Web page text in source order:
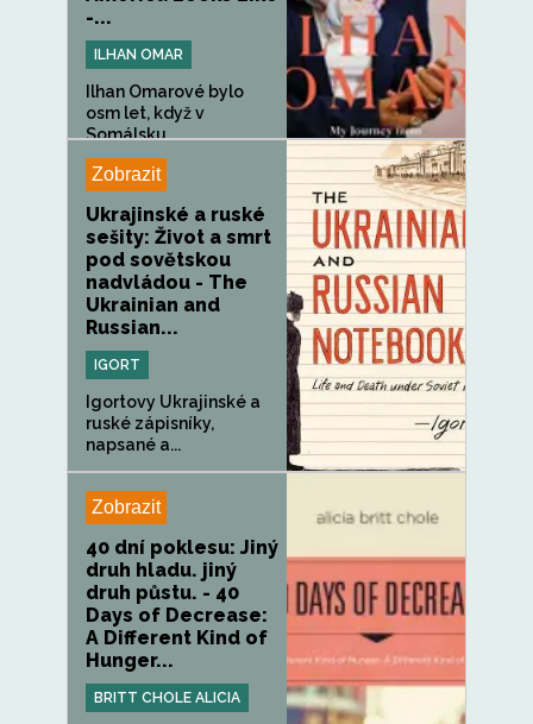
-...
ILHAN OMAR
Ilhan Omarové bylo
osm let, když v
Somálsku...
Zobrazit
Ukrajinské a ruské
sešity: Život a smrt
pod sovětskou
nadvládou - The
Ukrainian and
Russian...
IGORT
Igortovy Ukrajinské a
ruské zápisníky,
napsané a...
Zobrazit
40 dní poklesu: Jiný
druh hladu. jiný
druh půstu. - 40
Days of Decrease:
A Different Kind of
Hunger...
BRITT CHOLE ALICIA